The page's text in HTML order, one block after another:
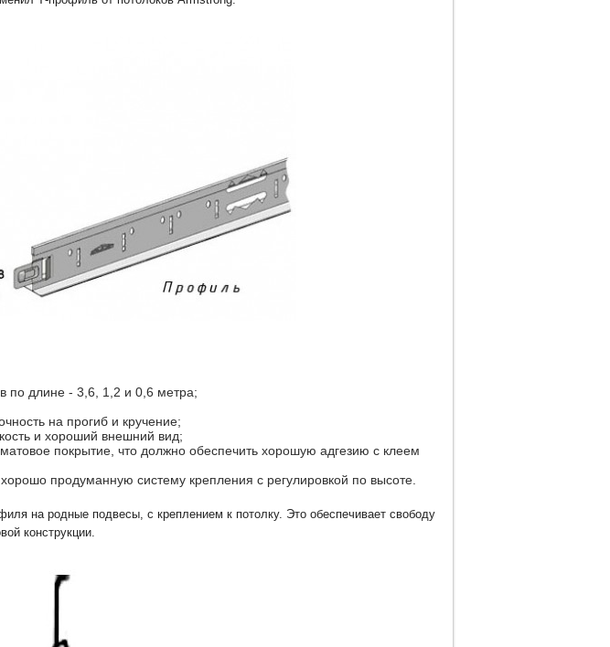
по длине - 3,6, 1,2 и 0,6 метра;
на прогиб и кручение;
и хороший внешний вид;
покрытие, что должно обеспечить хорошую адгезию с клеем
продуманную систему крепления с регулировкой по высоте.
на родные подвесы, с креплением к потолку. Это обеспечивает свободу
конструкции.